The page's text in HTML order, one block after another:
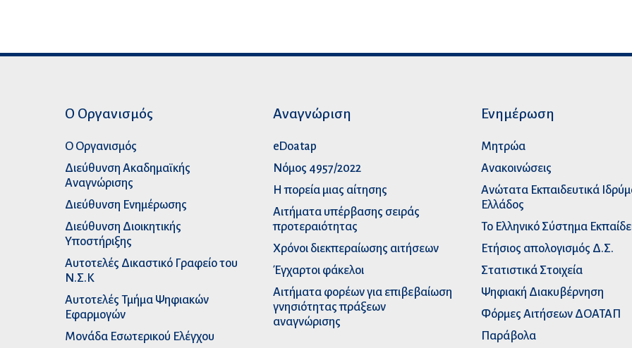
Ο Οργανισμός
Ο Οργανισμός
Διεύθυνση Ακαδημαϊκής
Αναγνώρισης
Διεύθυνση Ενημέρωσης
Διεύθυνση Διοικητικής
Υποστήριξης
Αυτοτελές Δικαστικό Γραφείο του
Ν.Σ.Κ
Αυτοτελές Τμήμα Ψηφιακών
Εφαρμογών
Μονάδα Εσωτερικού Ελέγχου
Αναγνώριση
eDoatap
Νόμος 4957/2022
Η πορεία μιας αίτησης
Αιτήματα υπέρβασης σειράς
προτεραιότητας
Χρόνοι διεκπεραίωσης αιτήσεων
Έγχαρτοι φάκελοι
Αιτήματα φορέων για επιβεβαίωση
γνησιότητας πράξεων
αναγνώρισης
Ενημέρωση
Μητρώα
Ανακοινώσεις
Ανώτατα Eκπαιδευτικά
Ελλάδος
Το Ελληνικό Σύστημα
Ετήσιος απολογισμός Δ.Σ.
Στατιστικά Στοιχεία
Ψηφιακή Διακυβέρνηση
Φόρμες Αιτήσεων ΔΟΑΤΑΠ
Παράβολα